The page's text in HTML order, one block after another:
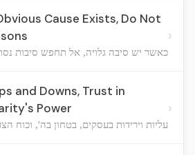
Cause Exists, Do Not
כאשר יש סיבה גלויה, אל תחפש סיבות
›
and Downs, Trust in
Power
עליות וירידות בעסקים, בטחון בה', וכוח
›